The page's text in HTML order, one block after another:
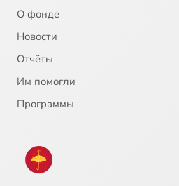
О фонде
Новости
Отчёты
Им помогли
Программы